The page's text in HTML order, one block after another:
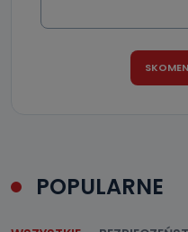
kontaktowy, adres
oraz partnerzy
biznesowej działalności.
POPULARNE